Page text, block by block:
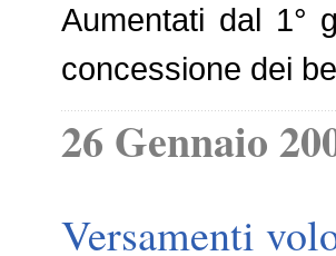
Aumentati dal 1°
concessione dei
26 Gennaio
Versamenti